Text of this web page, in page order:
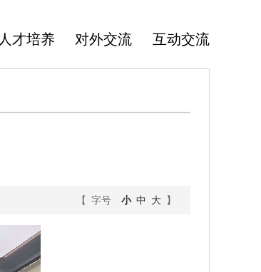
人才培养 对外交流 互动交流
【 字号 小 中 大】